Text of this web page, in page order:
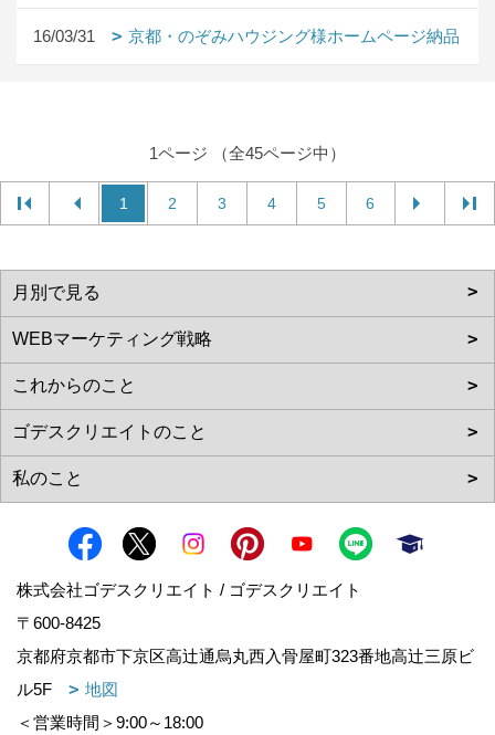
16/03/31 京都・のぞみハウジング様ホームページ納品
1ページ （全45ページ中）
1 2 3 4 5 6
株式会社ゴデスクリエイト / ゴデスクリエイト
〒600-8425
京都府京都市下京区高辻通烏丸西入骨屋町323番地高辻三原ビ
ル5F
地図
＜営業時間＞9:00～18:00